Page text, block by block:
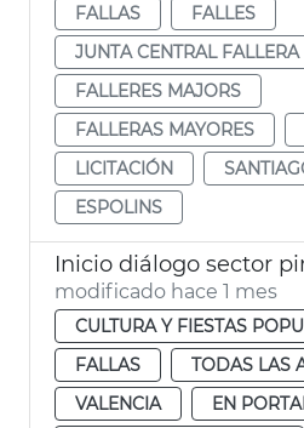
FALLAS
FALLES
JUNTA CENTRAL FALLERA
FALLERES MAJORS
FALLERAS MAYORES
LICITACIÓN
ESPOLINS
modificado hace 1 mes
CULTURA Y FIESTAS
FALLAS
TODAS LAS
VALENCIA
EN